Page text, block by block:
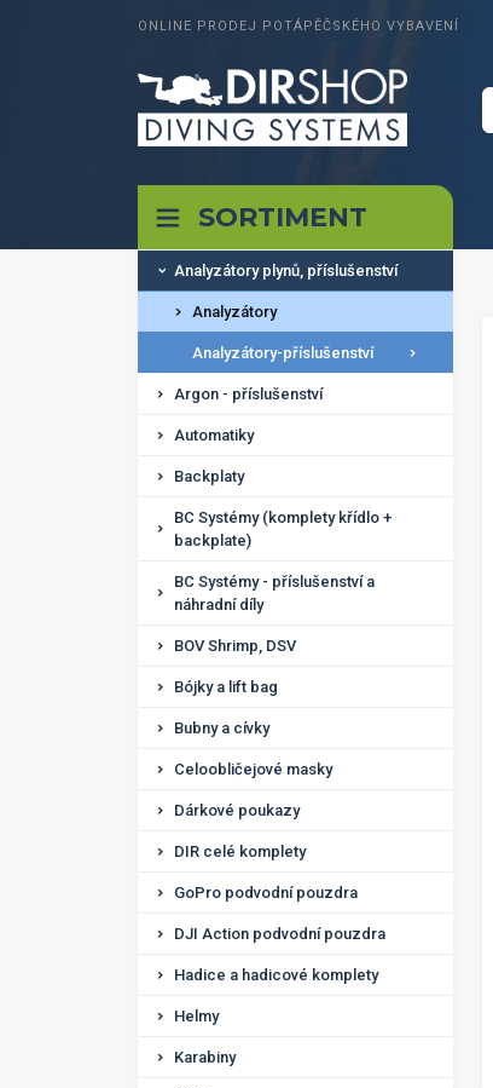
ONLINE PRODEJ POTÁPĚČSKÉHO VYBAVENÍ
SORTIMENT
Analyzátory plynů, příslušenství
Analyzátory
Analyzátory-příslušenství
Argon - příslušenství
Automatiky
Backplaty
BC Systémy (komplety křídlo +
backplate)
BC Systémy - příslušenství a
náhradní díly
BOV Shrimp, DSV
Bójky a lift bag
Bubny a cívky
Celoobličejové masky
Dárkové poukazy
DIR celé komplety
GoPro podvodní pouzdra
DJI Action podvodní pouzdra
Hadice a hadicové komplety
Helmy
Karabiny